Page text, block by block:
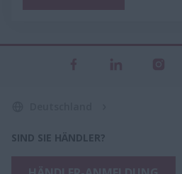
SIND SIE HÄNDLER?